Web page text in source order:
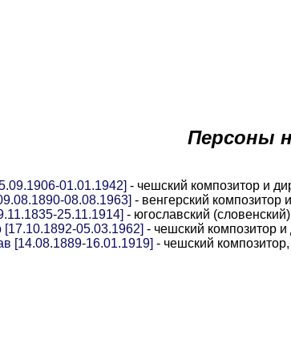
Персоны
01.01.1942] - чешский композитор и
08.08.1963] - венгерский композитор
25.11.1914] - югославский
05.03.1962] - чешский композитор
[14.08.1889-16.01.1919] - чешский